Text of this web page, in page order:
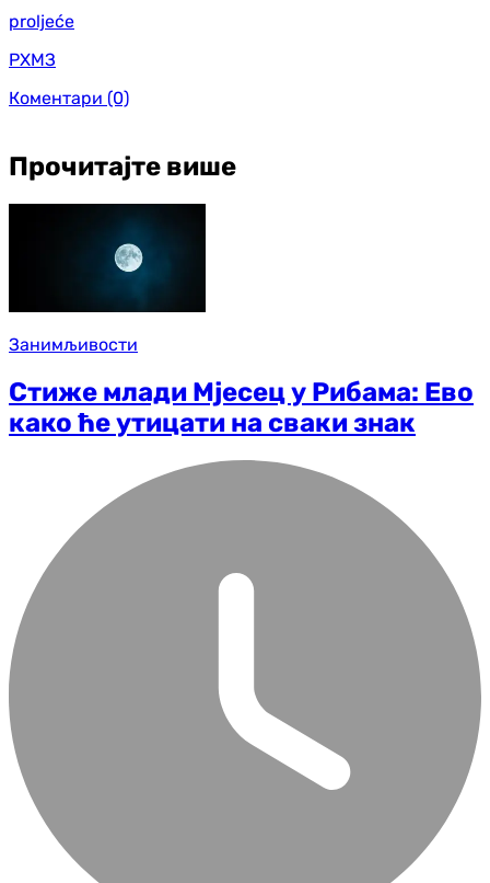
proljeće
РХМЗ
Коментари (0)
Прочитајте више
Занимљивости
Стиже млади Мјесец у Рибама: Ево
како ће утицати на сваки знак